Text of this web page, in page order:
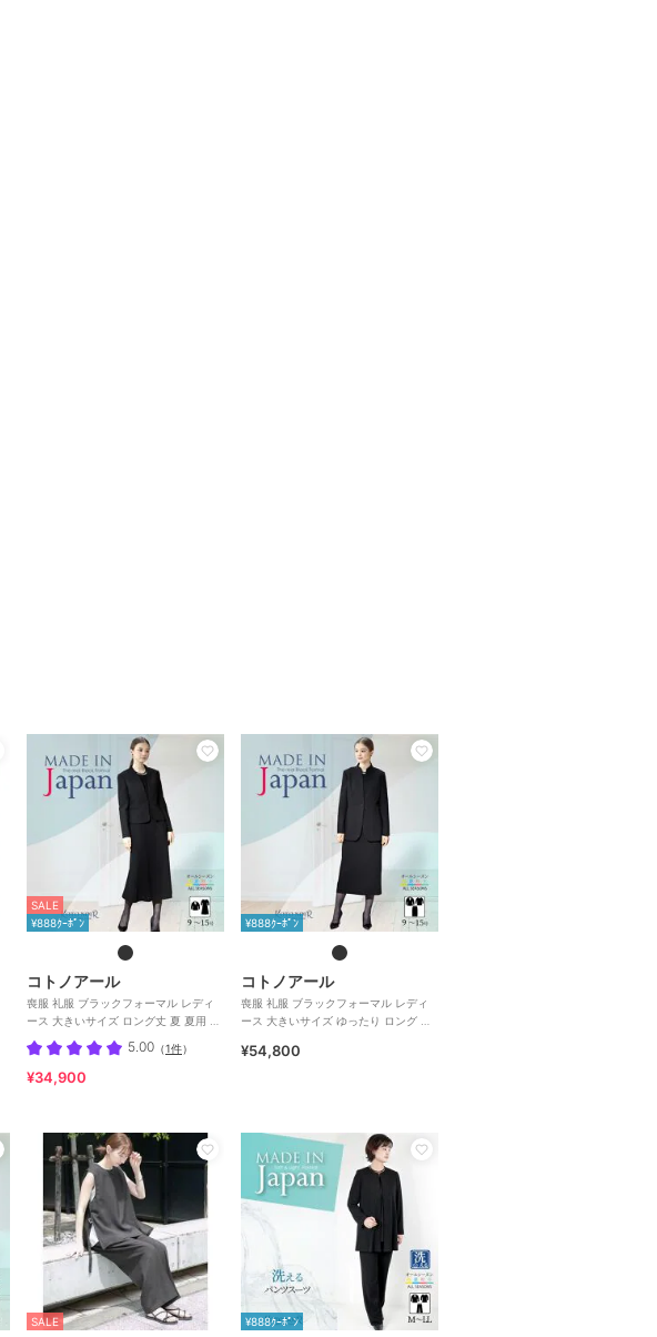
SALE
¥888ｸｰﾎﾟﾝ
コトノアール
喪服 礼服 ブラックフォーマル レディ
ース 大きいサイズ ロング丈 夏 夏用 日
本製
5.00 （1件）
¥34,900
¥888ｸｰﾎﾟﾝ
コトノアール
喪服 礼服 ブラックフォーマル レディ
ース 大きいサイズ ゆったり ロング 日
¥54,800
SALE ¥888ｸｰﾎﾟﾝ